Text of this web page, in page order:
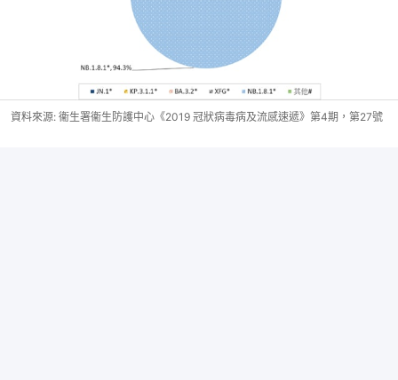
資料來源: 衞生署衞生防護中心《2019 冠狀病毒病及流感速遞》第4期，第27號